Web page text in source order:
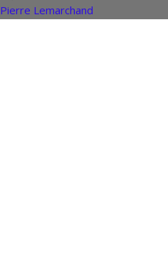
Pierre Lemarchand